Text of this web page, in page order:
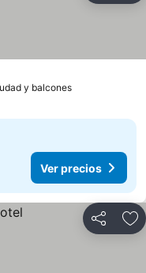
y balconesVer precios
Ver precios
Compartir